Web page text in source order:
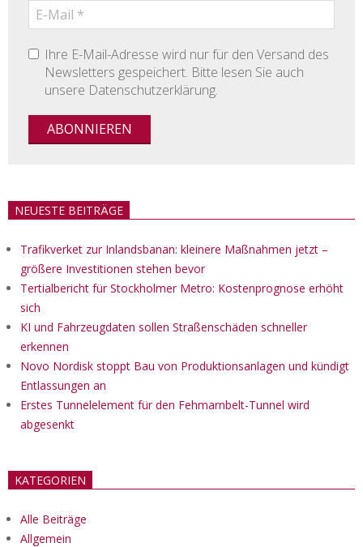
Ihre E-Mail-Adresse wird nur für den Versand des
Newsletters gespeichert. Bitte lesen Sie auch
unsere Datenschutzerklärung.
NEUESTE BEITRÄGE
Trafikverket zur Inlandsbanan: kleinere Maßnahmen jetzt –
größere Investitionen stehen bevor
Tertialbericht für Stockholmer Metro: Kostenprognose erhöht
sich
KI und Fahrzeugdaten sollen Straßenschäden schneller
erkennen
Novo Nordisk stoppt Bau von Produktionsanlagen und kündigt
Entlassungen an
Erstes Tunnelelement für den Fehmarnbelt-Tunnel wird
abgesenkt
KATEGORIEN
Alle Beiträge
Allgemein